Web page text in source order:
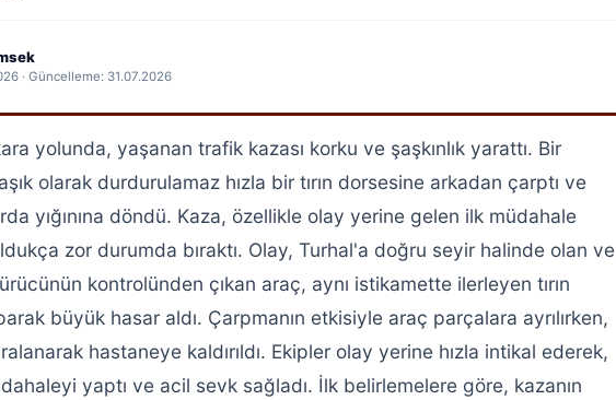
· Güncelleme: 31.07.2026
yolunda, yaşanan trafik kazası korku ve şaşkınlık yarattı. Bir
olarak durdurulamaz hızla bir tırın dorsesine arkadan çarptı ve
yığınına döndü. Kaza, özellikle olay yerine gelen ilk müdahale
zor durumda bıraktı. Olay, Turhal'a doğru seyir halinde olan ve
kontrolünden çıkan araç, aynı istikamette ilerleyen tırın
büyük hasar aldı. Çarpmanın etkisiyle araç parçalara ayrılırken,
hastaneye kaldırıldı. Ekipler olay yerine hızla intikal ederek,
yaptı ve acil sevk sağladı. İlk belirlemelere göre, kazanın